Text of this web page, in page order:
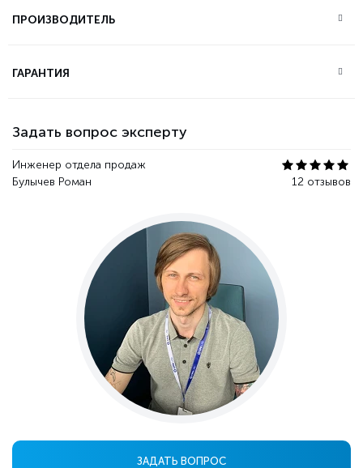
Задать вопрос эксперту
Инженер отдела продаж
Булычев Роман
12 отзывов
ЗАДАТЬ ВОПРОС
ПРОИЗВОДИТЕЛЬ
ГАРАНТИЯ